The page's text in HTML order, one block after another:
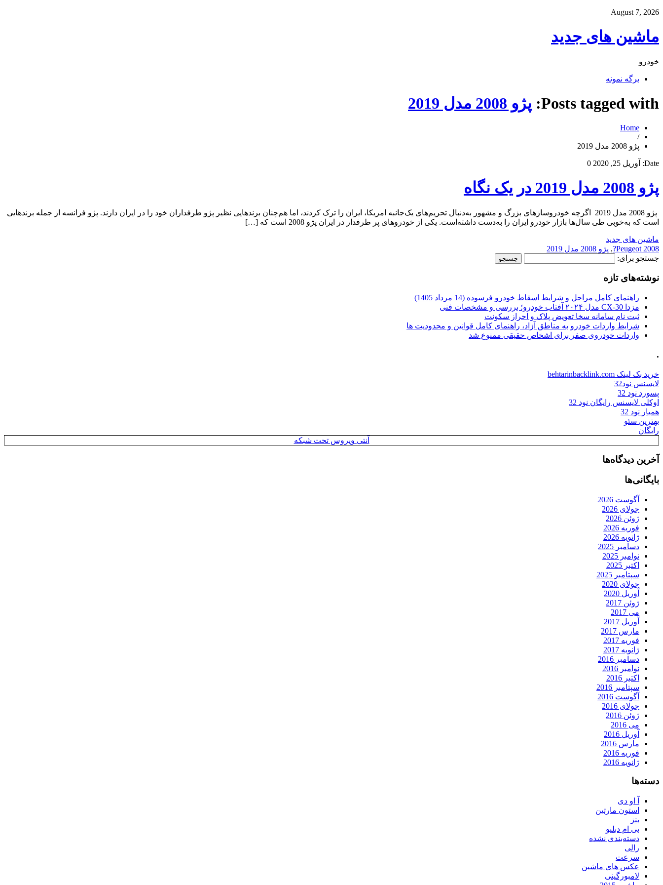
August 7, 2026
ماشین های جدید
خودرو
برگه نمونه
Posts tagged with: پژو 2008 مدل 2019
Home
/
پژو 2008 مدل 2019
Date: آوریل 25, 2020 0
پژو 2008 مدل 2019 در یک نگاه
پژو 2008 مدل 2019 اگرچه خودروسازهای بزرگ و مشهور به‌دنبال تحریم‌های یک‌جانبه امریکا، ایران را ترک کردند، اما هم‌چنان برندهایی نظیر پژو طرفداران خود را در ایران دارند. پژو فرانسه از جمله برندهایی
است که به‌خوبی طی سال‌ها بازار خودرو ایران را به‌دست داشته‌است. یکی از خودروهای پر طرفدار در ایران پژو 2008 است که […]
ماشین های جدید
Peugeot 2008?
, پژو 2008 مدل 2019
جستجو برای:
نوشته‌های تازه
راهنمای کامل مراحل و شرایط اسقاط خودرو فرسوده (14 مرداد 1405)
مزدا CX-30 مدل ۲۰۲۴ آفتاب خودرو؛ بررسی و مشخصات فنی
ثبت نام سامانه سخا تعویض پلاک و احراز سکونت
شرایط واردات خودرو به مناطق آزاد، راهنمای کامل قوانین و محدودیت ها
واردات خودروی صفر برای اشخاص حقیقی ممنوع شد
.
خرید بک لینک behtarinbacklink.com
لایسنس نود32
پسورد نود 32
اوکلی لایسنس رایگان نود 32
همیار نود 32
بهترین سئو
رایگان
آنتی ویروس تحت شبکه
آخرین دیدگاه‌ها
بایگانی‌ها
آگوست 2026
جولای 2026
ژوئن 2026
فوریه 2026
ژانویه 2026
دسامبر 2025
نوامبر 2025
اکتبر 2025
سپتامبر 2025
جولای 2020
آوریل 2020
ژوئن 2017
می 2017
آوریل 2017
مارس 2017
فوریه 2017
ژانویه 2017
دسامبر 2016
نوامبر 2016
اکتبر 2016
سپتامبر 2016
آگوست 2016
جولای 2016
ژوئن 2016
می 2016
آوریل 2016
مارس 2016
فوریه 2016
ژانویه 2016
دسته‌ها
آ او دی
استون مارتین
بنز
بی ام دبلیو
دسته‌بندی نشده
رالی
سرعت
عکس های ماشین
لامبورگینی